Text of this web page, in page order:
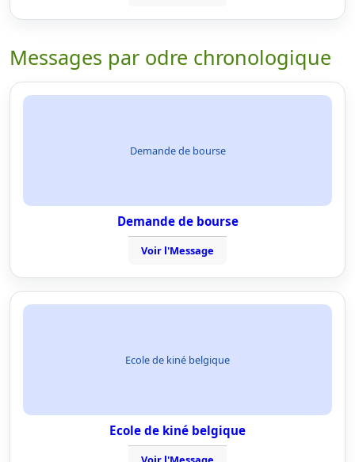
Messages par odre chronologique
Demande de bourse
Demande de bourse
Voir l'Message
Ecole de kiné belgique
Ecole de kiné belgique